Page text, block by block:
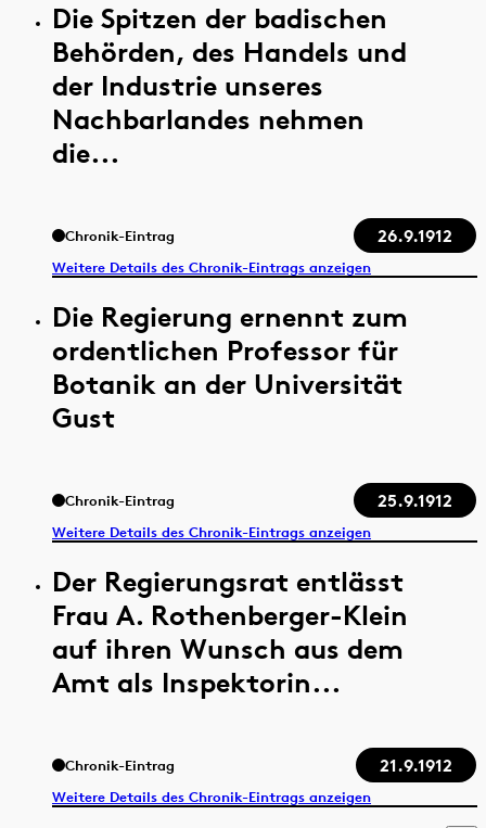
Die Spitzen der badischen
Behörden, des Handels und
der Industrie unseres
Nachbarlandes nehmen
die...
Chronik-Eintrag 26.9.1912
Weitere Details des Chronik-Eintrags anzeigen
Die Regierung ernennt zum
ordentlichen Professor für
Botanik an der Universität
Gust
Chronik-Eintrag 25.9.1912
Weitere Details des Chronik-Eintrags anzeigen
Der Regierungsrat entlässt
Frau A. Rothenberger-Klein
auf ihren Wunsch aus dem
Amt als Inspektorin...
Chronik-Eintrag 21.9.1912
Weitere Details des Chronik-Eintrags anzeigen